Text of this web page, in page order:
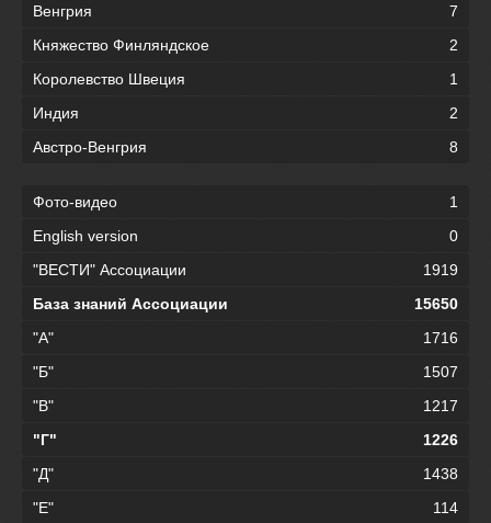
Венгрия
7
Княжество Финляндское
2
Королевство Швеция
1
Индия
2
Австро-Венгрия
8
Фото-видео
1
English version
0
"ВЕСТИ" Ассоциации
1919
База знаний Ассоциации
15650
"А"
1716
"Б"
1507
"В"
1217
"Г"
1226
"Д"
1438
"Е"
114